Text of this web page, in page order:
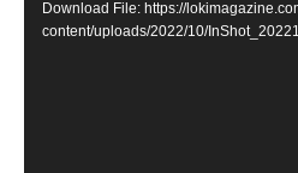
Download File: https://
content/uploads/2022/10/